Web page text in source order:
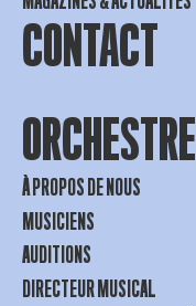
CONTACT
ORCHESTRE
À PROPOS DE NOUS
MUSICIENS
AUDITIONS
DIRECTEUR MUSICAL